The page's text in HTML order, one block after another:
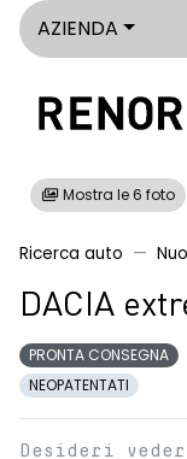
AZIENDA
Mostra le 6 foto
Ricerca auto
DACIA
PRONTA CONSEGNA
NEOPATENTATI
Desideri